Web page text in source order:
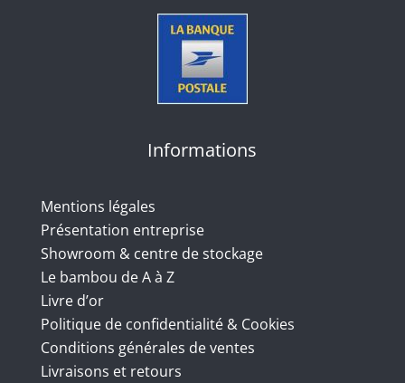
Informations
Mentions légales
Présentation entreprise
Showroom & centre de stockage
Le bambou de A à Z
Livre d’or
Politique de confidentialité & Cookies
Conditions générales de ventes
Livraisons et retours